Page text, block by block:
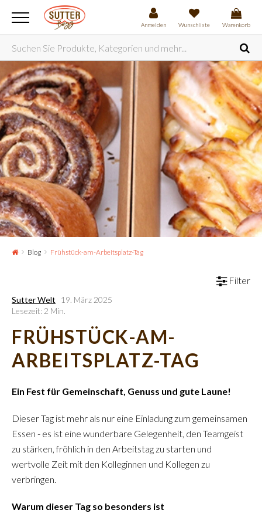
Anmelden Wunschliste Warenkorb
Blog Frühstück-am-Arbeitsplatz-Tag
Filter
Sutter Welt
19. März 2025
Lesezeit: 2 Min.
FRÜHSTÜCK-AM-
ARBEITSPLATZ-TAG
Ein Fest für Gemeinschaft, Genuss und gute Laune!
Dieser Tag ist mehr als nur eine Einladung zum gemeinsamen
Essen - es ist eine wunderbare Gelegenheit, den Teamgeist
zu stärken, fröhlich in den Arbeitstag zu starten und
wertvolle Zeit mit den Kolleginnen und Kollegen zu
verbringen.
Warum dieser Tag so besonders ist